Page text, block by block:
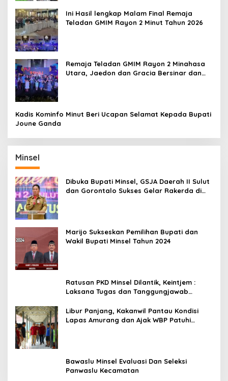
Ini Hasil lengkap Malam Final Remaja
Teladan GMIM Rayon 2 Minut Tahun 2026
Remaja Teladan GMIM Rayon 2 Minahasa
Utara, Jaedon dan Gracia Bersinar dan
Kadis Kominfo Minut Beri Ucapan Selamat Kepada Bupati
Joune Ganda
Minsel
Dibuka Bupati Minsel, GSJA Daerah II Sulut
dan Gorontalo Sukses Gelar Rakerda di
Marijo Sukseskan Pemilihan Bupati dan
Wakil Bupati Minsel Tahun 2024
Ratusan PKD Minsel Dilantik, Keintjem :
Laksana Tugas dan Tanggungjawab
Libur Panjang, Kakanwil Pantau Kondisi
Lapas Amurang dan Ajak WBP Patuhi
Bawaslu Minsel Evaluasi Dan Seleksi
Panwaslu Kecamatan